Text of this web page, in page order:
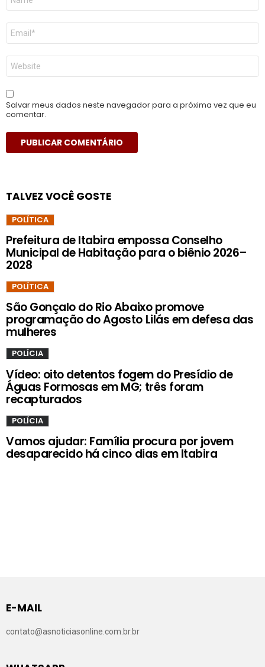
E-
mail
*
Site
Salvar meus dados neste navegador para a próxima vez que eu
comentar.
TALVEZ VOCÊ GOSTE
POLÍTICA
Prefeitura de Itabira empossa Conselho
Municipal de Habitação para o biênio 2026–
2028
POLÍTICA
São Gonçalo do Rio Abaixo promove
programação do Agosto Lilás em defesa das
mulheres
POLÍCIA
Vídeo: oito detentos fogem do Presídio de
Águas Formosas em MG; três foram
recapturados
POLÍCIA
Vamos ajudar: Família procura por jovem
desaparecido há cinco dias em Itabira
E-MAIL
contato@asnoticiasonline.com.br.br